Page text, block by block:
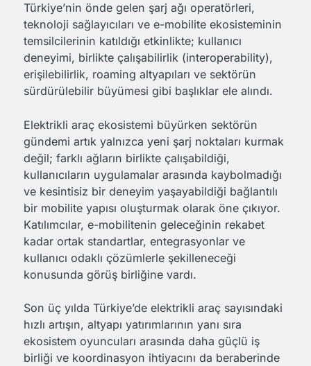
Türkiye’nin önde gelen şarj ağı operatörleri,
teknoloji sağlayıcıları ve e-mobilite ekosisteminin
temsilcilerinin katıldığı etkinlikte; kullanıcı
deneyimi, birlikte çalışabilirlik (interoperability),
erişilebilirlik, roaming altyapıları ve sektörün
sürdürülebilir büyümesi gibi başlıklar ele alındı.
Elektrikli araç ekosistemi büyürken sektörün
gündemi artık yalnızca yeni şarj noktaları kurmak
değil; farklı ağların birlikte çalışabildiği,
kullanıcıların uygulamalar arasında kaybolmadığı
ve kesintisiz bir deneyim yaşayabildiği bağlantılı
bir mobilite yapısı oluşturmak olarak öne çıkıyor.
Katılımcılar, e-mobilitenin geleceğinin rekabet
kadar ortak standartlar, entegrasyonlar ve
kullanıcı odaklı çözümlerle şekilleneceği
konusunda görüş birliğine vardı.
Son üç yılda Türkiye’de elektrikli araç sayısındaki
hızlı artışın, altyapı yatırımlarının yanı sıra
ekosistem oyuncuları arasında daha güçlü iş
birliği ve koordinasyon ihtiyacını da beraberinde